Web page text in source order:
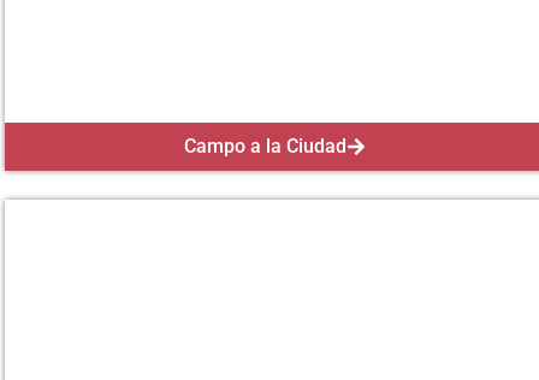
Campo a la Ciudad